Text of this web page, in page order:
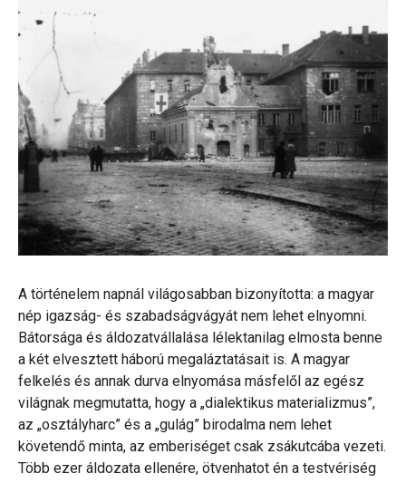
A történelem napnál világosabban bizonyította: a magyar
nép igazság- és szabadságvágyát nem lehet elnyomni.
Bátorsága és áldozatvállalása lélektanilag elmosta benne
a két elvesztett háború megaláztatásait is. A magyar
felkelés és annak durva elnyomása másfelől az egész
világnak megmutatta, hogy a „dialektikus materializmus”,
az „osztályharc” és a „gulág” birodalma nem lehet
követendő minta, az emberiséget csak zsákutcába vezeti.
Több ezer áldozata ellenére, ötvenhatot én a testvériség